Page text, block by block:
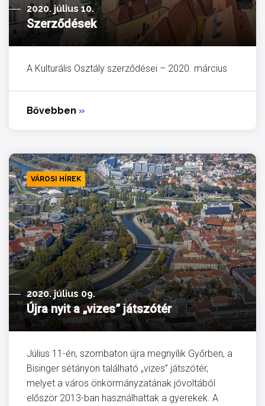
2020. július 10.
Szerződések
A Kulturális Osztály szerződései – 2020. március
Bővebben »
VÁROSI HÍREK
2020. július 09.
Újra nyit a „vizes” játszótér
Július 11-én, szombaton újra megnyílik Győrben, a
Bisinger sétányon található „vizes” játszótér,
melyet a város önkormányzatának jóvoltából
először 2013-ban használhattak a gyerekek. A